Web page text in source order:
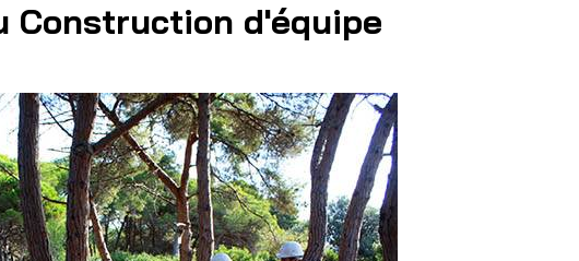
Construction d'équipe